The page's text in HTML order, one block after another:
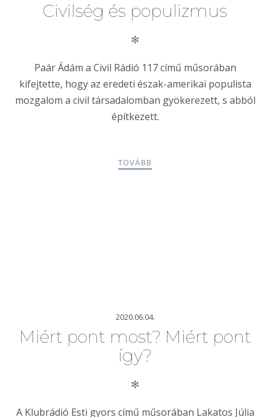
Civilség és populizmus
✻
Paár Ádám a Civil Rádió 117 című műsorában
kifejtette, hogy az eredeti észak-amerikai populista
mozgalom a civil társadalomban gyökerezett, s abból
építkezett.
TOVÁBB
2020.06.04.
Miért pont most? Miért pont
így?
✻
A Klubrádió Esti gyors című műsorában Lakatos Júlia